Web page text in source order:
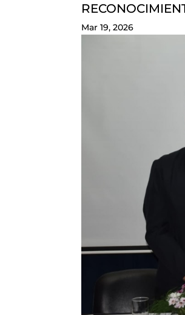
Mar 19, 2026